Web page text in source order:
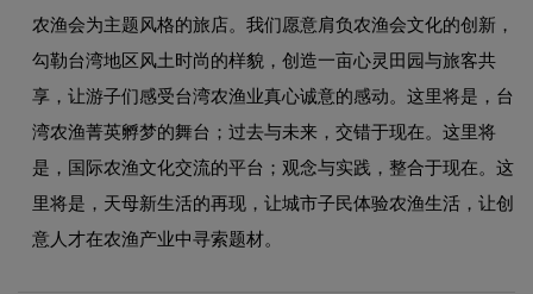
农渔会为主题风格的旅店。我们愿意肩负农渔会文化的创新，
勾勒台湾地区风土时尚的样貌，创造一亩心灵田园与旅客共
享，让游子们感受台湾农渔业真心诚意的感动。这里将是，台
湾农渔菁英孵梦的舞台；过去与未来，交错于现在。这里将
是，国际农渔文化交流的平台；观念与实践，整合于现在。这
里将是，天母新生活的再现，让城市子民体验农渔生活，让创
意人才在农渔产业中寻索题材。